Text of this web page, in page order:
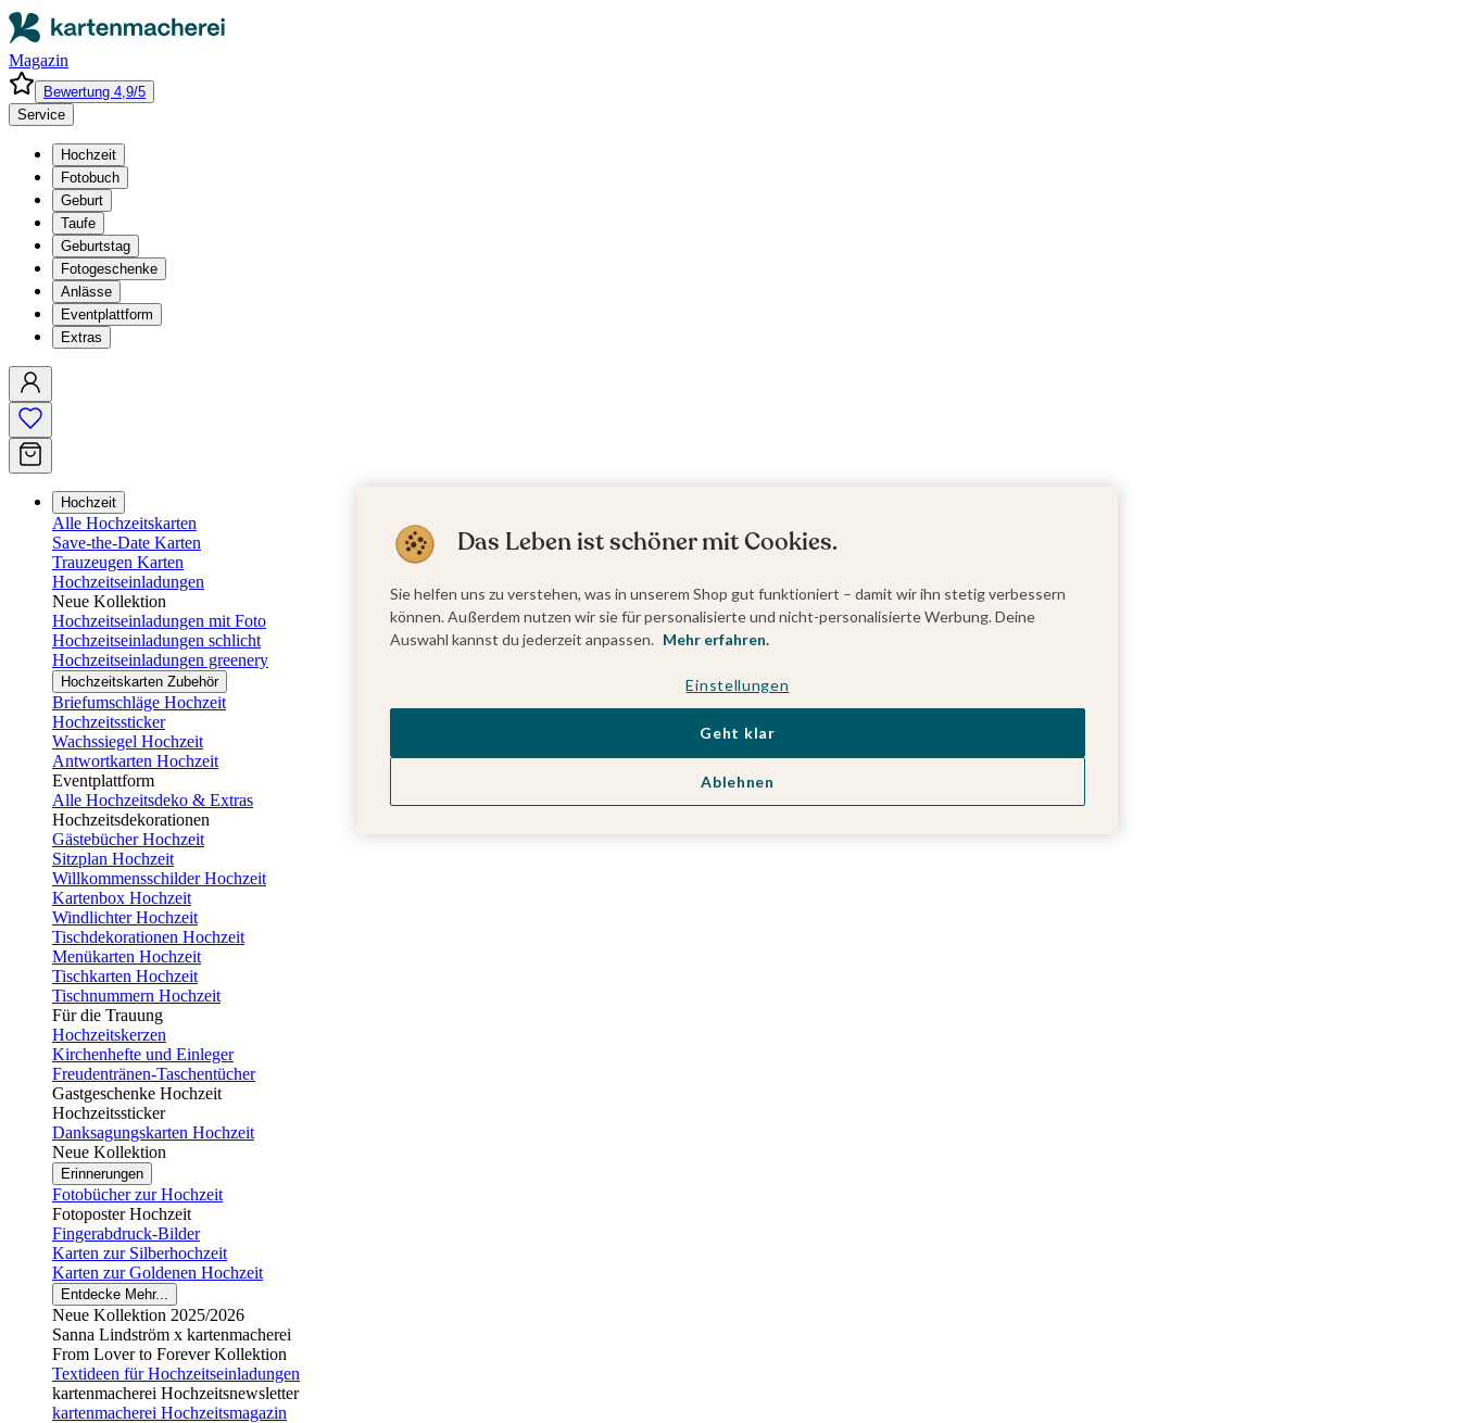
Magazin
Bewertung 4,9/5
Service
Hochzeit
Fotobuch
Geburt
Taufe
Geburtstag
Fotogeschenke
Anlässe
Eventplattform
Extras
Hochzeit
Alle Hochzeitskarten
Save-the-Date Karten
Trauzeugen Karten
Hochzeitseinladungen
Neue Kollektion
Hochzeitseinladungen mit Foto
Hochzeitseinladungen schlicht
Hochzeitseinladungen greenery
Hochzeitskarten Zubehör
Briefumschläge Hochzeit
Hochzeitssticker
Wachssiegel Hochzeit
Antwortkarten Hochzeit
Eventplattform
Alle Hochzeitsdeko & Extras
Hochzeitsdekorationen
Gästebücher Hochzeit
Sitzplan Hochzeit
Willkommensschilder Hochzeit
Kartenbox Hochzeit
Windlichter Hochzeit
Tischdekorationen Hochzeit
Menükarten Hochzeit
Tischkarten Hochzeit
Tischnummern Hochzeit
Für die Trauung
Hochzeitskerzen
Kirchenhefte und Einleger
Freudentränen-Taschentücher
Gastgeschenke Hochzeit
Hochzeitssticker
Danksagungskarten Hochzeit
Neue Kollektion
Erinnerungen
Fotobücher zur Hochzeit
Fotoposter Hochzeit
Fingerabdruck-Bilder
Karten zur Silberhochzeit
Karten zur Goldenen Hochzeit
Entdecke Mehr...
Neue Kollektion 2025/2026
Sanna Lindström x kartenmacherei
From Lover to Forever Kollektion
Textideen für Hochzeitseinladungen
kartenmacherei Hochzeitsnewsletter
kartenmacherei Hochzeitsmagazin
Das Leben ist schöner mit Cookies.
Sie helfen uns zu verstehen, was in unserem Shop gut funktioniert – damit wir ihn stetig verbessern
können. Außerdem nutzen wir sie für personalisierte und nicht-personalisierte Werbung. Deine
Auswahl kannst du jederzeit anpassen. Mehr erfahren.
Einstellungen
Ablehnen
Geht klar